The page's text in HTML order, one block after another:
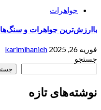
جواهرات
باارزش‌ترین جواهرات و
فوریه 26, 2025
karimihanieh
جستجو
نوشته‌های تازه